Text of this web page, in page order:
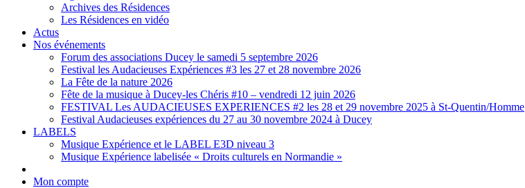
Archives des Résidences
Les Résidences en vidéo
Actus
Nos événements
Forum des associations Ducey le samedi 5 septembre 2026
Festival les Audacieuses Expériences #3 les 27 et 28 novembre 2026
La Fête de la nature 2026
Fête de la musique à Ducey-les Chéris #10 – vendredi 12 juin 2026
FESTIVAL Les AUDACIEUSES EXPERIENCES #2 les 28 et 29 novembre 2025 à St-Quentin/Homme
Festival Audacieuses expériences du 27 au 30 novembre 2024 à Ducey
LABELS
Musique Expérience et le LABEL E3D niveau 3
Musique Expérience labelisée « Droits culturels en Normandie »
Mon compte